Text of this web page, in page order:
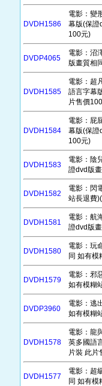
DVDH1586
電影：變
幕版(保證
100元)
DVDP4065
電影：沼
版畫質相
DVDH1585
電影：超
語言字幕
片售價
DVDH1584
電影：屁
幕版(保證
100元)
DVDH1583
電影：陰
證dvd版
DVDH1582
電影：閃
站長退費
DVDH1581
電影：航
證dvd版
DVDH1580
電影：玩
同 如有
DVDH1579
電影：邪
如有模糊
DVDP3960
電影：逃
如有模糊
DVDH1578
電影：龍
英多國語
片裝 此片
DVDH1577
電影：超
同 如有